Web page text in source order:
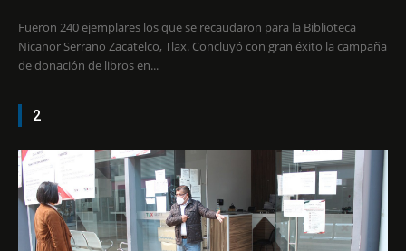
Fueron 240 ejemplares los que se recaudaron para la Biblioteca
Nicanor Serrano Zacatelco, Tlax. Concluyó con gran éxito la campaña
de donación de libros en...
2